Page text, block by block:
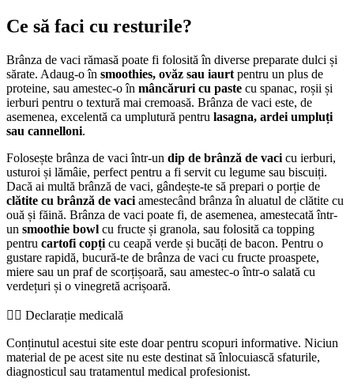
Ce să faci cu resturile?
Brânza de vaci rămasă poate fi folosită în diverse preparate dulci și
sărate. Adaug-o în smoothies, ovăz sau iaurt pentru un plus de
proteine, sau amestec-o în mâncăruri cu paste cu spanac, roșii și
ierburi pentru o textură mai cremoasă. Brânza de vaci este, de
asemenea, excelentă ca umplutură pentru lasagna, ardei umpluți
sau cannelloni.
Folosește brânza de vaci într-un dip de brânză de vaci cu ierburi,
usturoi și lămâie, perfect pentru a fi servit cu legume sau biscuiți.
Dacă ai multă brânză de vaci, gândește-te să prepari o porție de
clătite cu brânză de vaci amestecând brânza în aluatul de clătite cu
ouă și făină. Brânza de vaci poate fi, de asemenea, amestecată într-
un smoothie bowl cu fructe și granola, sau folosită ca topping
pentru cartofi copți cu ceapă verde și bucăți de bacon. Pentru o
gustare rapidă, bucură-te de brânza de vaci cu fructe proaspete,
miere sau un praf de scorțișoară, sau amestec-o într-o salată cu
verdețuri și o vinegretă acrișoară.
👨‍⚕️️ Declarație medicală
Conținutul acestui site este doar pentru scopuri informative. Niciun
material de pe acest site nu este destinat să înlocuiască sfaturile,
diagnosticul sau tratamentul medical profesionist.